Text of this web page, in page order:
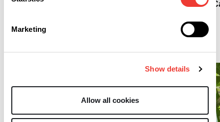
Marketing
Show details
Allow all cookies
Referentenentwurf